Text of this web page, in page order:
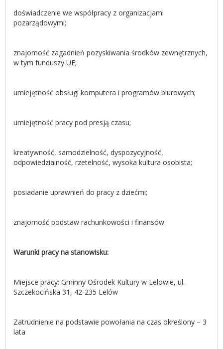
doświadczenie we współpracy z organizacjami
pozarządowymi;
znajomość zagadnień pozyskiwania środków zewnętrznych,
w tym funduszy UE;
umiejętność obsługi komputera i programów biurowych;
umiejętność pracy pod presją czasu;
kreatywność, samodzielność, dyspozycyjność,
odpowiedzialność, rzetelność, wysoka kultura osobista;
posiadanie uprawnień do pracy z dziećmi;
znajomość podstaw rachunkowości i finansów.
Warunki pracy na stanowisku:
Miejsce pracy: Gminny Ośrodek Kultury w Lelowie, ul.
Szczekocińska 31, 42-235 Lelów
Zatrudnienie na podstawie powołania na czas określony – 3
lata